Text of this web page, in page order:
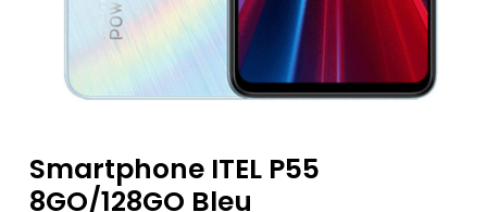
Smartphone ITEL P55
8GO/128GO Bleu